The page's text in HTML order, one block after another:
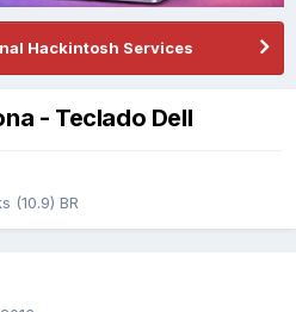
Hackintosh Services
- Teclado Dell
(10.9) BR